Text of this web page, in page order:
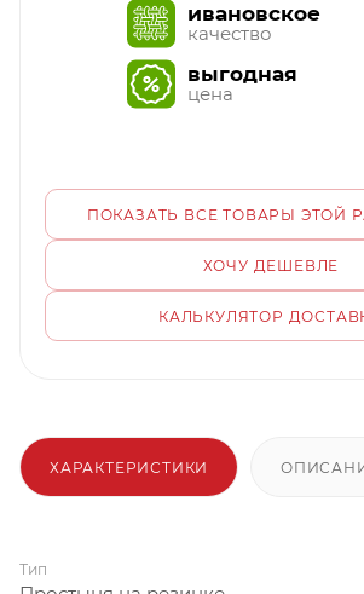
ивановское
качество
выгодная
цена
ПОКАЗАТЬ ВСЕ ТОВАРЫ ЭТОЙ
ХОЧУ ДЕШЕВЛЕ
КАЛЬКУЛЯТОР
ХАРАКТЕРИСТИКИ
Тип